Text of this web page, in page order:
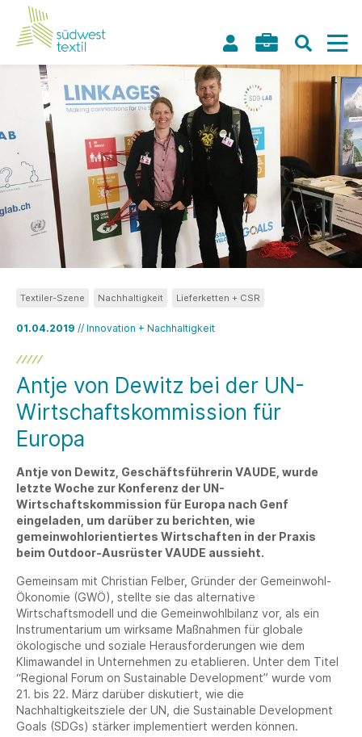
01.04.2019 // Innovation + Nachhaltigkeit
Textiler-Szene Nachhaltigkeit Lieferketten + CSR
Antje von Dewitz bei der UN-
Wirtschaftskommission für
Europa
Antje von Dewitz, Geschäftsführerin VAUDE, wurde
letzte Woche zur Konferenz der UN-
Wirtschaftskommission für Europa nach Genf
eingeladen, um darüber zu berichten, wie
gemeinwohlorientiertes Wirtschaften in der Praxis
beim Outdoor-Ausrüster VAUDE aussieht.
Gemeinsam mit Christian Felber, Gründer der Gemeinwohl-
Ökonomie (GWÖ), stellte sie das alternative
Wirtschaftsmodell und die Gemeinwohlbilanz vor, als ein
Instrumentarium um wirksame Maßnahmen für globale
ökologische und soziale Herausforderungen wie dem
Klimawandel in Unternehmen zu etablieren. Unter dem Titel
“Regional Forum on Sustainable Development” wurde vom
21. bis 22. März darüber diskutiert, wie die
Nachhaltigkeitsziele der UN, die Sustainable Development
Goals (SDGs) stärker implementiert werden können.